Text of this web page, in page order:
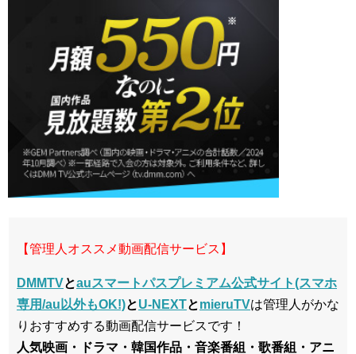
【管理人オススメ動画配信サービス】
DMMTVとauスマートパスプレミアム公式サイト(スマホ
専用/au以外もOK!)とU-NEXTとmieruTVは管理人がかな
りおすすめする動画配信サービスです！
人気映画・ドラマ・韓国作品・音楽番組・歌番組・アニ